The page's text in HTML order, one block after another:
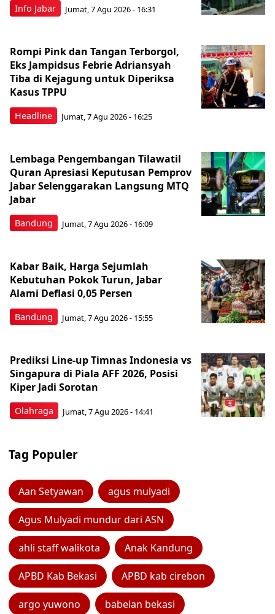
Info Jabar Jumat, 7 Agu 2026 - 16:31
Headline
Rompi Pink dan Tangan Terborgol,
Eks Jampidsus Febrie Adriansyah
Tiba di Kejagung untuk Diperiksa
Kasus TPPU
Jumat, 7 Agu 2026 - 16:25
Bandung
Lembaga Pengembangan Tilawatil
Quran Apresiasi Keputusan Pemprov
Jabar Selenggarakan Langsung MTQ
Jabar
Jumat, 7 Agu 2026 - 16:09
Bandung
Kabar Baik, Harga Sejumlah
Kebutuhan Pokok Turun, Jabar
Alami Deflasi 0,05 Persen
Jumat, 7 Agu 2026 - 15:55
Olahraga
Prediksi Line-up Timnas Indonesia vs
Singapura di Piala AFF 2026, Posisi
Kiper Jadi Sorotan
Jumat, 7 Agu 2026 - 14:41
Tag Populer
Aan Setyawan agus mulyadi
Agus Mulyadi mundur dari ASN
ahli staff walikota Anak Kandung
APBD Kab Bekasi APBD kab cirebon
argo yuwono babelan bekasi